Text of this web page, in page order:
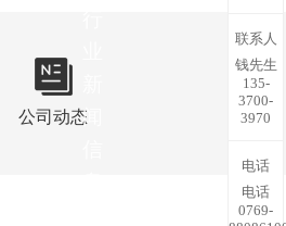
闻
公司动态
联系人
钱先生
135-
3700-
3970
电话
电话
0769-